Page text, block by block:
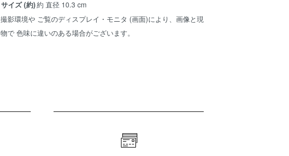
サイズ (約)約 直径 10.3 cm
撮影環境や ご覧のディスプレイ・モニタ (画面)により、画像と現
物で 色味に違いのある場合がございます。